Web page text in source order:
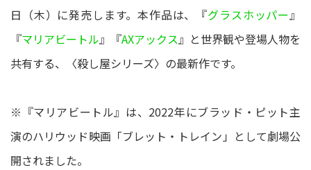
日（木）に発売します。本作品は、『グラスホッパー』
『マリアビートル』『AXアックス』と世界観や登場人物を
共有する、〈殺し屋シリーズ〉の最新作です。
※『マリアビートル』は、2022年にブラッド・ピット主
演のハリウッド映画「ブレット・トレイン」として劇場公
開されました。